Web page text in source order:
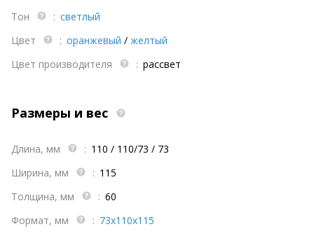
Тон
: светлый
Цвет
: оранжевый / желтый
Цвет производителя
: рассвет
Размеры и вес
Длина, мм : 110 / 110/73 / 73
Ширина, мм
: 115
Толщина, мм
: 60
Формат, мм
: 73х110х115